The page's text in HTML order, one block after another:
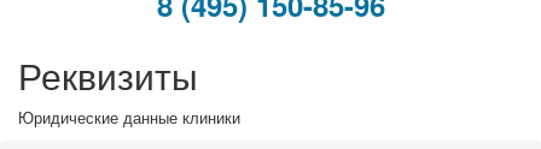
Реквизиты
Юридические данные клиники